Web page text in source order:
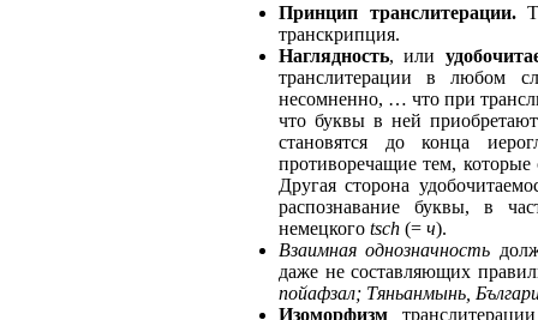
Принцип транслитерации.
транскрипция.
Наглядность, или
транслитерации в любом
несомненно, … что при
что буквы в ней
становятся до конца
противоречащие тем,
Другая сторона
распознавание буквы, в
немецкого tsch (= ч).
Взаимная однозначность
даже не составляющих
пойафзал; Тяньанмынь,
Изоморфизм